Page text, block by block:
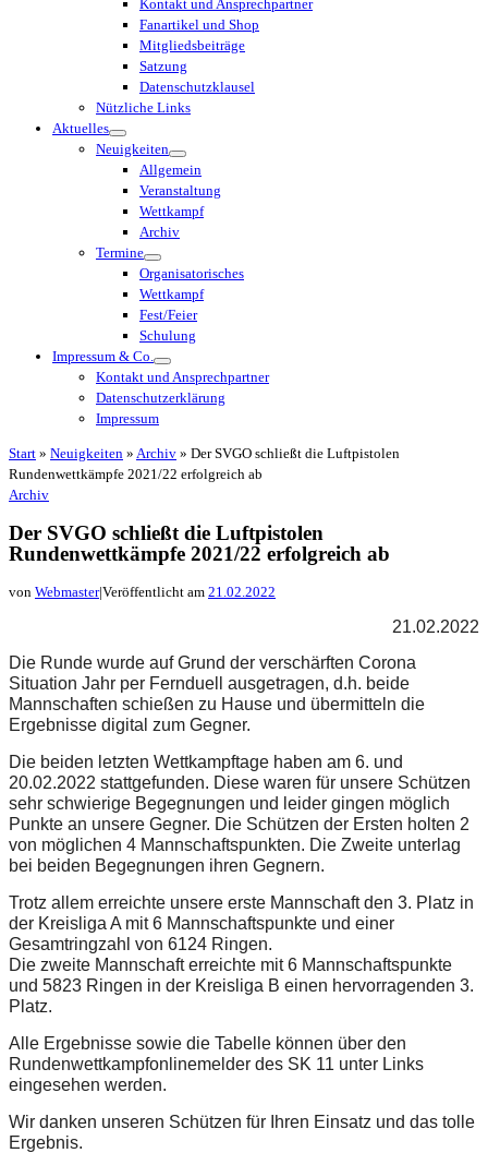
Kontakt und Ansprechpartner
Fanartikel und Shop
Mitgliedsbeiträge
Satzung
Datenschutzklausel
Nützliche Links
Aktuelles
Neuigkeiten
Allgemein
Veranstaltung
Wettkampf
Archiv
Termine
Organisatorisches
Wettkampf
Fest/Feier
Schulung
Impressum & Co.
Kontakt und Ansprechpartner
Datenschutzerklärung
Impressum
Start » Neuigkeiten » Archiv » Der SVGO schließt die Luftpistolen
Rundenwettkämpfe 2021/22 erfolgreich ab
Archiv
Der SVGO schließt die Luftpistolen
Rundenwettkämpfe 2021/22 erfolgreich ab
von Webmaster|Veröffentlicht am 21.02.2022
21.02.2022
Die Runde wurde auf Grund der verschärften Corona
Situation Jahr per Fernduell ausgetragen, d.h. beide
Mannschaften schießen zu Hause und übermitteln die
Ergebnisse digital zum Gegner.
Die beiden letzten Wettkampftage haben am 6. und
20.02.2022 stattgefunden. Diese waren für unsere Schützen
sehr schwierige Begegnungen und leider gingen möglich
Punkte an unsere Gegner. Die Schützen der Ersten holten 2
von möglichen 4 Mannschaftspunkten. Die Zweite unterlag
bei beiden Begegnungen ihren Gegnern.
Trotz allem erreichte unsere erste Mannschaft den 3. Platz in
der Kreisliga A mit 6 Mannschaftspunkte und einer
Gesamtringzahl von 6124 Ringen.
Die zweite Mannschaft erreichte mit 6 Mannschaftspunkte
und 5823 Ringen in der Kreisliga B einen hervorragenden 3.
Platz.
Alle Ergebnisse sowie die Tabelle können über den
Rundenwettkampfonlinemelder des SK 11 unter Links
eingesehen werden.
Wir danken unseren Schützen für Ihren Einsatz und das tolle
Ergebnis.